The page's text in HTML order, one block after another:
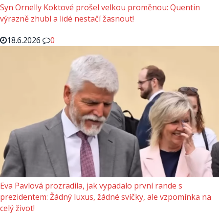
Syn Ornelly Koktové prošel velkou proměnou: Quentin
výrazně zhubl a lidé nestačí žasnout!
18.6.2026
0
Eva Pavlová prozradila, jak vypadalo první rande s
prezidentem: Žádný luxus, žádné svíčky, ale vzpomínka na
celý život!